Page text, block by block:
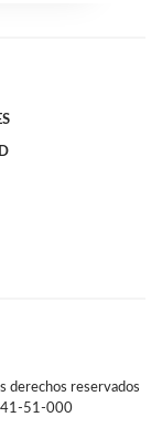
derechos reservados
41-51-000